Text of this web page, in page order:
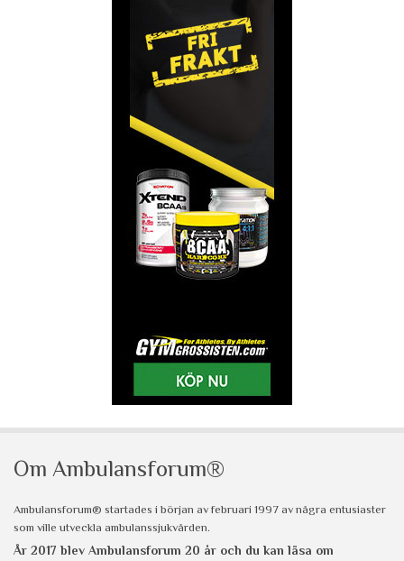
Om Ambulansforum®
Ambulansforum® startades i början av februari 1997 av några entusiaster
som ville utveckla ambulanssjukvården.
År 2017 blev Ambulansforum 20 år och du kan läsa om